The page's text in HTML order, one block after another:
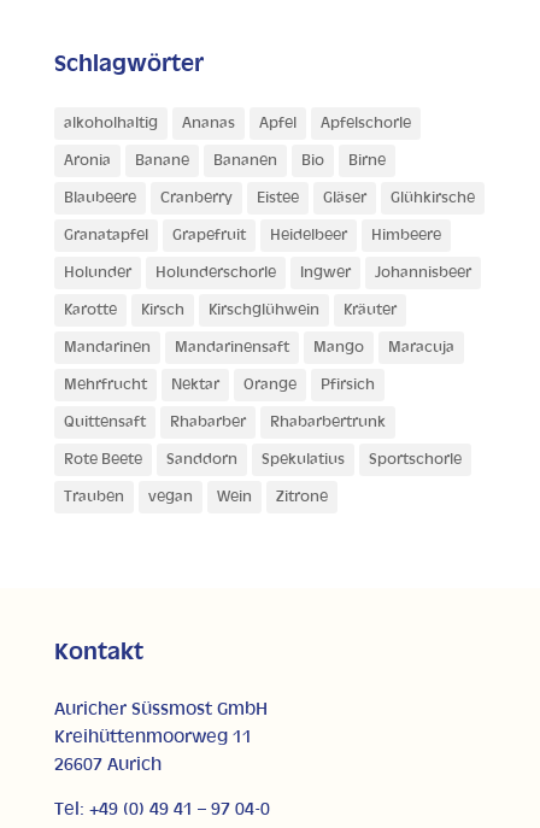
Schlagwörter
alkoholhaltig Ananas Apfel Apfelschorle
Aronia Banane Bananen Bio Birne
Blaubeere Cranberry Eistee Gläser Glühkirsche
Granatapfel Grapefruit Heidelbeer Himbeere
Holunder Holunderschorle Ingwer Johannisbeer
Karotte Kirsch Kirschglühwein Kräuter
Mandarinen Mandarinensaft Mango Maracuja
Mehrfrucht Nektar Orange Pfirsich
Quittensaft Rhabarber Rhabarbertrunk
Rote Beete Sanddorn Spekulatius Sportschorle
Trauben vegan Wein Zitrone
Kontakt
Auricher Süssmost GmbH
Kreihüttenmoorweg 11
26607 Aurich
Tel: +49 (0) 49 41 – 97 04-0